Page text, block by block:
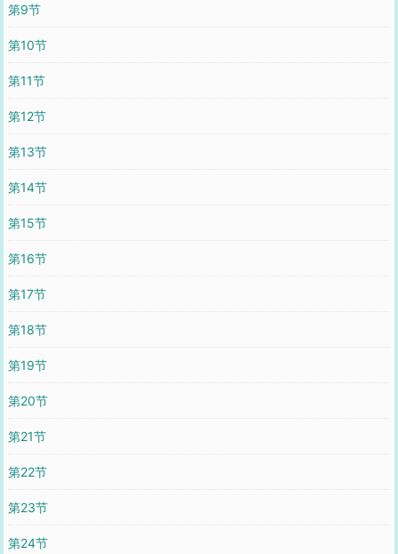
第9节
第10节
第11节
第12节
第13节
第14节
第15节
第16节
第17节
第18节
第19节
第20节
第21节
第22节
第23节
第24节